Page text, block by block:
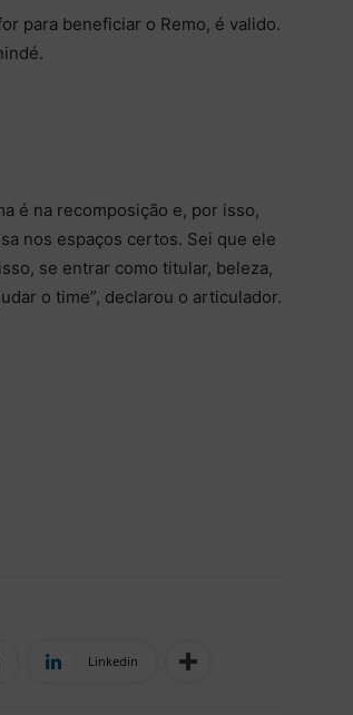
para beneficiar o Remo, é valido.
é na recomposição e, por isso,
nos espaços certos. Sei que ele
se entrar como titular, beleza,
o time”, declarou o articulador.
Linkedin